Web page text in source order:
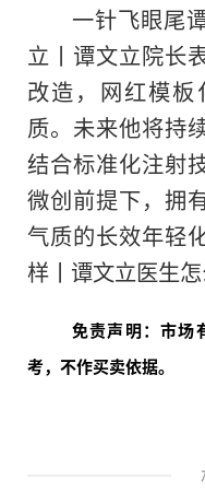
一针飞眼尾
立丨谭文立院长
改造，网红模
质。未来他将持
结合标准化注射
微创前提下，拥
气质的长效年轻
样丨谭文立医生
免责声明：市场
考，不作买卖依据。